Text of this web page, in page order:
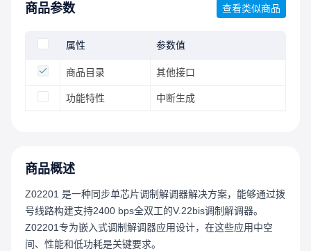
商品参数 查看类似商品
属性 参数值
商品目录 其他接口
功能特性 中断生成
商品概述
Z02201 是一种同步单芯片调制解调器解决方案，能够通过拨
号线路构建支持2400 bps全双工的V.22bis调制解调器。
Z02201专为嵌入式调制解调器应用设计，在这些应用中空
间、性能和低功耗是关键要求。